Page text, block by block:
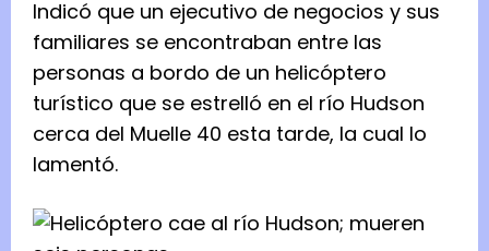
Indicó que un ejecutivo de negocios y sus
familiares se encontraban entre las
personas a bordo de un helicóptero
turístico que se estrelló en el río Hudson
cerca del Muelle 40 esta tarde, la cual lo
lamentó.